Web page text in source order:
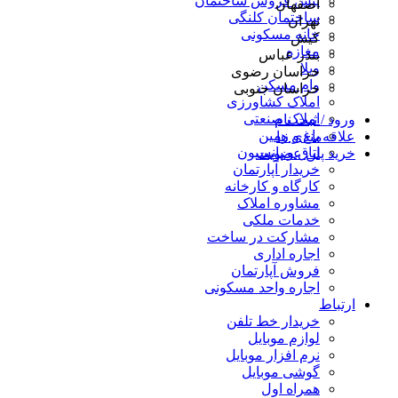
ساختمان کلنگی
خانه مسکونی
مغازه
ویلا
وام مسکن
املاک کشاورزی
املاک صنعتی
باغ و زمین
اتاق و پانسیون
خریدار آپارتمان
کارگاه و کارخانه
مشاوره املاک
خدمات ملکی
مشارکت در ساخت
اجاره اداری
فروش آپارتمان
اجاره واحد مسکونی
ارتباط
خریدار خط تلفن
لوازم موبایل
نرم افزار موبایل
گوشی موبایل
همراه اول
اصفهان
تهران
کیش
بندر عباس
خراسان رضوی
خراسان جنوبی
ورود / ثبت نام
علاقه‌مندی ها
خرید پلن عضویت